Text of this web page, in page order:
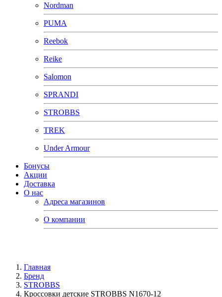
Nordman
PUMA
Reebok
Reike
Salomon
SPRANDI
STROBBS
TREK
Under Armour
Бонусы
Акции
Доставка
О нас
Адреса магазинов
О компании
Главная
Бренд
STROBBS
Кроссовки детские STROBBS N1670-12